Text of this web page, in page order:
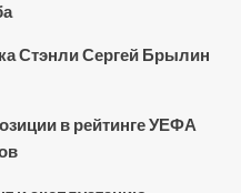
Стэнли Сергей Брылин
в рейтинге УЕФА